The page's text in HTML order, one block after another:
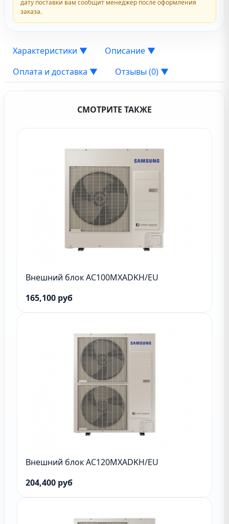
дату поставки вам сообщит менеджер после оформления
заказа.
Характеристики ▼ Описание ▼
Оплата и доставка ▼ Отзывы (0) ▼
СМОТРИТЕ ТАКЖЕ
Внешний блок AC100MXADKH/EU
165,100 руб
Внешний блок AC120MXADKH/EU
204,400 руб